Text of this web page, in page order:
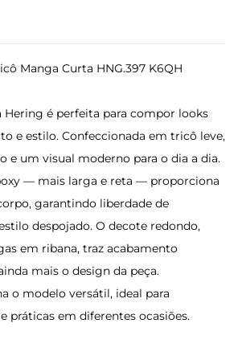
Manga Curta HNG.397 K6QH
Hering é perfeita para compor looks
e estilo. Confeccionada em tricô leve,
e um visual moderno para o dia a dia.
— mais larga e reta — proporciona
garantindo liberdade de
despojado. O decote redondo,
em ribana, traz acabamento
mais o design da peça.
o modelo versátil, ideal para
práticas em diferentes ocasiões.